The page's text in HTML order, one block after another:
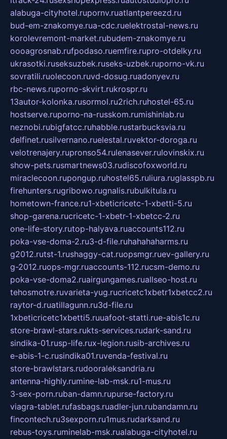
alabuga-cityhotel.rupornv.ruatlantpereezd.ru
bud-em-znakomye.rua-cdc.ruelektrostal-news.ru
korolevremont-market.rubudem-znakomye.ru
oooagrosnab.rufpodaso.ruemfire.rupro-otdelky.ru
ukrasotki.ruseksuzbek.ruseks-uzbek.ruporno-vk.ru
sovratili.ruolecoon.ruvd-dosug.ruadonyev.ru
rbc-news.ruporno-skvirt.rukrospr.ru
13autor-kolonka.rusormol.ru2rich.ruhostel-65.ru
hostserve.ruporno-na-russkom.rumishinlab.ru
neznobi.rubigfatcc.ruhabble.rustarbucksvia.ru
delfinet.rusilvernano.ruelestal.ruvektor-doroga.ru
velotrenajery.rupronso54.rulenasever.rulovinskix.ru
show-pets.rusmartnews03.rudiscofoxworld.ru
miraclecoon.rupongup.ruhostel65.ruliura.ruglasspb.ru
firehunters.rugribowo.rugnalis.rubulkitula.ru
hometown-france.ru1-xbeticricetc-1-xbetti-5.ru
shop-garena.rucricetc-1-xbetr-1-xbetcc-2.ru
one-life-story.rutop-halyava.ruaccounts112.ru
poka-vse-doma-2.ru3-d-file.ruhahahaharms.ru
g2012.rutst-1.rushaggy-cat.ruopsmgr.ruev-gallery.ru
g-2012.ruops-mgr.ruaccounts-112.rucsm-demo.ru
poka-vse-doma2.ruairgungames.ruallseo-host.ru
tehosmotre.ruvarieta-yug.rucricetc1xbetr1xbetcc2.ru
raytor-d.ruatillagunn.ru3d-file.ru
1xbeticricetc1xbetti5.ruuafoot-statti.rue-abis1c.ru
store-brawl-stars.rukts-services.rudark-sand.ru
sindika-01.rusp-life.rux-legion.rusib-archives.ru
e-abis-1-c.rusindika01.ruvenda-festival.ru
store-brawlstars.rudooraleksandria.ru
antenna-highly.rumine-lab-msk.ru1-mus.ru
3-sex-porn.ruban-damn.rupurse-factory.ru
viagra-tablet.rufasbags.ruadler-jun.rubandamn.ru
fincontech.ru3sexporn.ru1mus.rudarksand.ru
rebus-toys.ruminelab-msk.rualabuga-cityhotel.ru